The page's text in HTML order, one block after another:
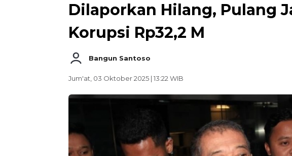
Dilaporkan Hilang, Pulang
Korupsi Rp32,2 M
Bangun Santoso
Jum'at, 03 Oktober 2025 | 13:22 WIB